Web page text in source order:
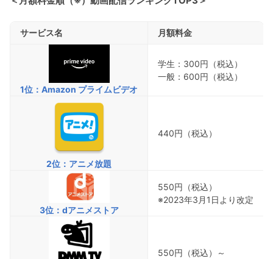
サービス名 月額料金
1位：Amazon プライムビデオ
学生：300円（税込）
一般：600円（税込）
2位：アニメ放題
440円（税込）
3位：dアニメストア
550円（税込）
※2023年3月1日より改定
550円（税込）～